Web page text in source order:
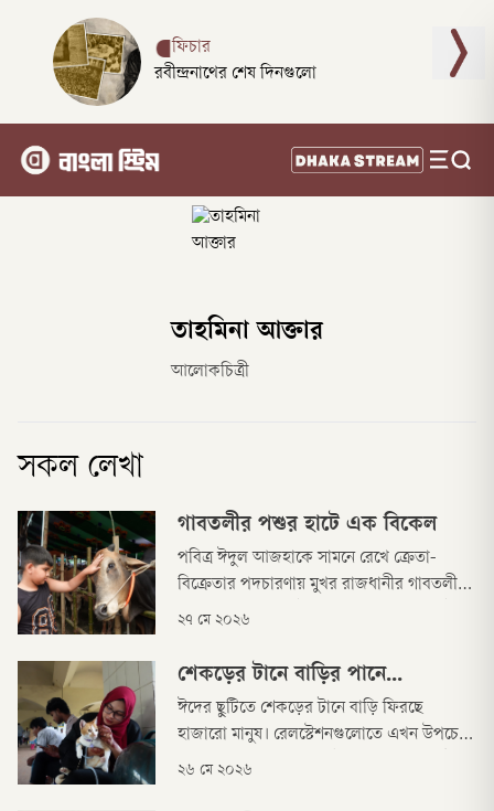
ফিচার
রবীন্দ্রনাথের শেষ দিনগুলো
তাহমিনা আক্তার
আলোকচিত্রী
সকল লেখা
গাবতলীর পশুর হাটে এক বিকেল
পবিত্র ঈদুল আজহাকে সামনে রেখে ক্রেতা-
বিক্রেতার পদচারণায় মুখর রাজধানীর গাবতলীর
ঐতিহাসিক পশুর হাট। তবে বৃষ্টির কারণে হাটের
থাকলেও মানুষের উৎসাহে কোনো ভাটা পড়েনি।
২৭ মে ২০২৬
শেকড়ের টানে বাড়ির পানে...
ঈদের ছুটিতে শেকড়ের টানে বাড়ি ফিরছে
হাজারো মানুষ। রেলস্টেশনগুলোতে এখন উপচে
পড়া ভিড় আর কাঙ্ক্ষিত ট্রেনের অপেক্ষা। কেউ
২৬ মে ২০২৬